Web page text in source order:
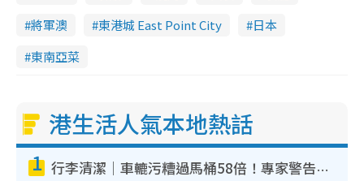
將軍澳
東港城 East Point City
日本
東南亞菜
港生活人氣本地熱話
1 行李清潔｜車轆污糟過馬桶58倍！專家警告忌用酒精抹 教1招免污手除菌